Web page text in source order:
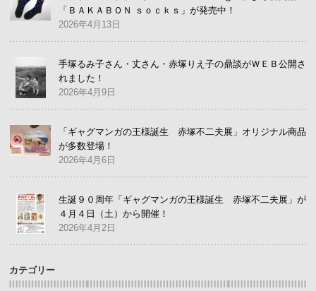
「ＢＡＫＡＢＯＮ ｓｏｃｋｓ」が発売中！
2026年4月13日
手塚るみ子さん・丈さん・赤塚りえ子の鼎談がＷＥＢ公開さ
れました！
2026年4月9日
「ギャグマンガの王様誕生 赤塚不二夫展」オリジナル商品
が多数登場！
2026年4月6日
生誕９０周年「ギャグマンガの王様誕生 赤塚不二夫展」が
４月４日（土）から開催！
2026年4月2日
カテゴリー